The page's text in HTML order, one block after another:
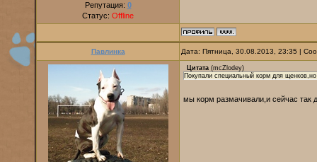
Репутация: 0
Статус: Offline
Павлинка Дата: Пятница, 30.08.2013, 23:35 |
Цитата (mcZlodey)
Покупали специальный корм для
мы корм размачивали,и сейчас так